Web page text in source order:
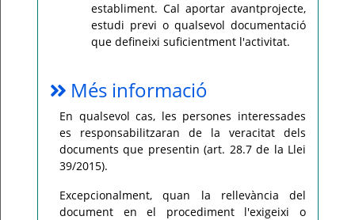
establiment. Cal aportar avantprojecte,
estudi previ o qualsevol documentació
que defineixi suficientment l'activitat.
Més informació
En qualsevol cas, les persones interessades
es responsabilitzaran de la veracitat dels
documents que presentin (art. 28.7 de la Llei
39/2015).
Excepcionalment, quan la rellevància del
document en el procediment l'exigeixi o